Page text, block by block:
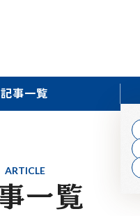
記事一覧
ARTICLE